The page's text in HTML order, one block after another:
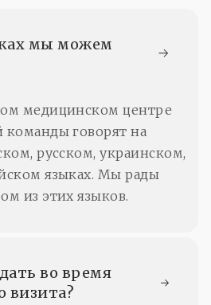
мы можем
медицинском центре
говорят на
русском, украинском,
языках. Мы рады
из этих языков.
во время
визита?